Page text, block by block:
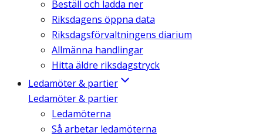
Beställ och ladda ner
Riksdagens öppna data
Riksdagsförvaltningens diarium
Allmänna handlingar
Hitta äldre riksdagstryck
Ledamöter & partier
Ledamöter & partier
Ledamöterna
Så arbetar ledamöterna